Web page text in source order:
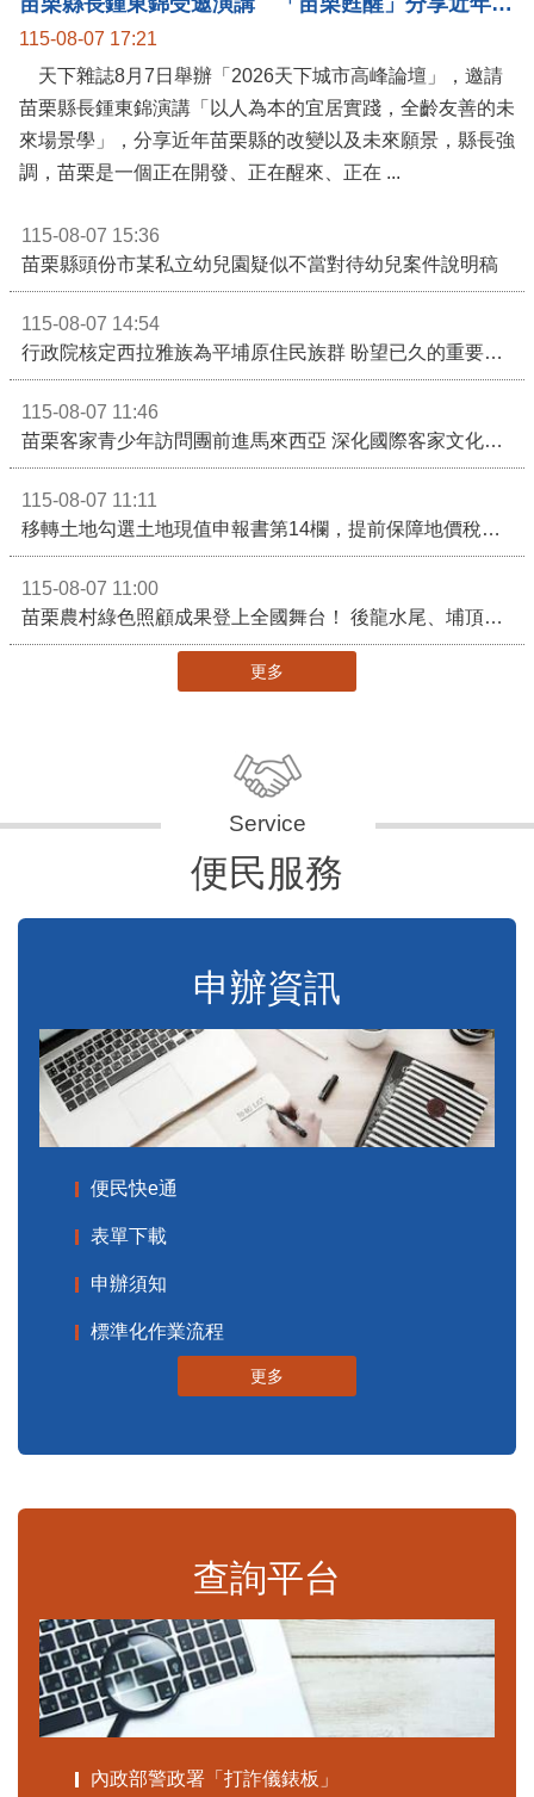
115-08-07 17:21
天下雜誌8月7日舉辦「2026天下城市高峰論壇」，邀請
苗栗縣長鍾東錦演講「以人為本的宜居實踐，全齡友善的未
來場景學」，分享近年苗栗縣的改變以及未來願景，縣長強
115-08-07 15:36
苗栗縣頭份市某私立幼兒園疑似不當對待幼兒案件說明稿
115-08-07 14:54
115-08-07 11:46
115-08-07 11:11
115-08-07 11:00
更多
便民服務
申辦資訊
便民快e通
表單下載
申辦須知
標準化作業流程
更多
查詢平台
內政部警政署「打詐儀錶板」